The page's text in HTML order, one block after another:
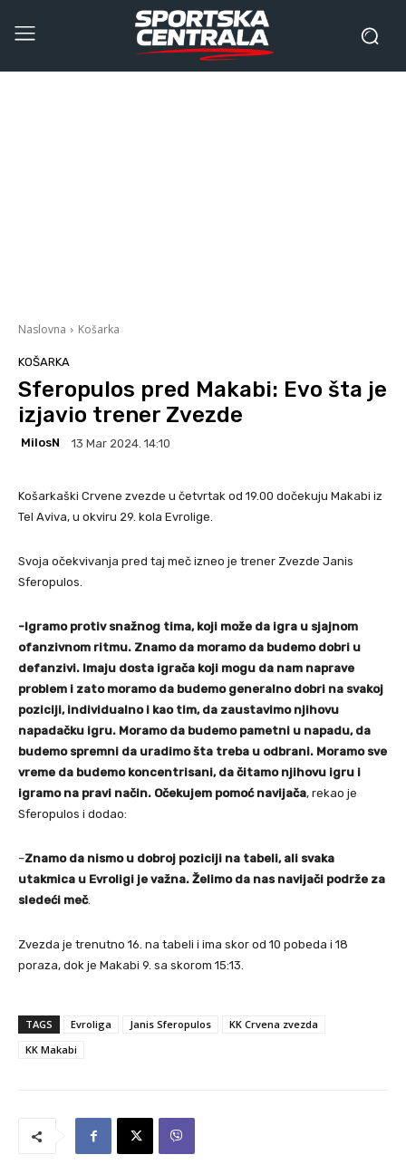
Naslovna Košarka
KOŠARKA
Sferopulos pred Makabi: Evo šta je
izjavio trener Zvezde
MilosN 13 Mar 2024. 14:10
Košarkaški Crvene zvezde u četvrtak od 19.00 dočekuju Makabi iz
Tel Aviva, u okviru 29. kola Evrolige.
Svoja očekvivanja pred taj meč izneo je trener Zvezde Janis
Sferopulos.
-Igramo protiv snažnog tima, koji može da igra u sjajnom
ofanzivnom ritmu. Znamo da moramo da budemo dobri u
defanzivi. Imaju dosta igrača koji mogu da nam naprave
problem i zato moramo da budemo generalno dobri na svakoj
poziciji, individualno i kao tim, da zaustavimo njihovu
napadačku igru. Moramo da budemo pametni u napadu, da
budemo spremni da uradimo šta treba u odbrani. Moramo sve
vreme da budemo koncentrisani, da čitamo njihovu igru i
igramo na pravi način. Očekujem pomoć navijača, rekao je
Sferopulos i dodao:
–Znamo da nismo u dobroj poziciji na tabeli, ali svaka
utakmica u Evroligi je važna. Želimo da nas navijači podrže za
sledeći meč.
Zvezda je trenutno 16. na tabeli i ima skor od 10 pobeda i 18
poraza, dok je Makabi 9. sa skorom 15:13.
TAGS Evroliga Janis Sferopulos
KK Crvena zvezda
KK Makabi